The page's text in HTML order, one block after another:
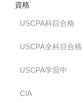
資格
USCPA科目合格
USCPA全科目合格
USCPA学習中
CIA